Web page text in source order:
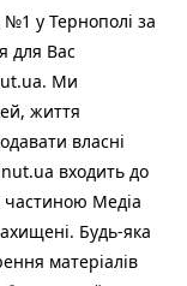
№1 у Тернополі за
для Вас
Ми
життя
власні
входить до
частиною Медіа
Будь-яка
матеріалів